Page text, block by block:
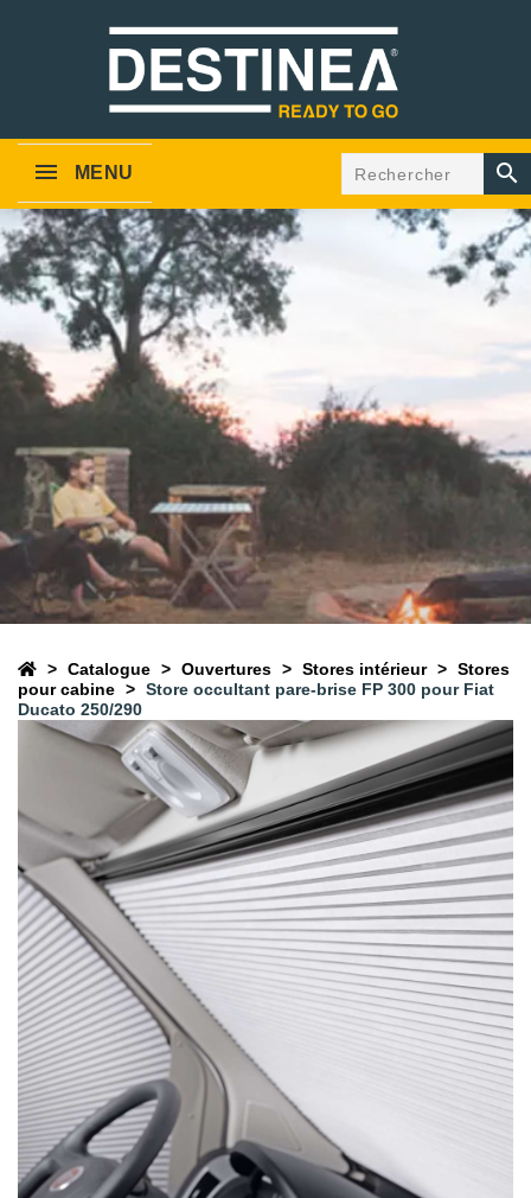
MENU 
Catalogue Ouvertures Stores intérieur
Stores
pour cabine
Store occultant pare-brise FP 300 pour Fiat
Ducato 250/290